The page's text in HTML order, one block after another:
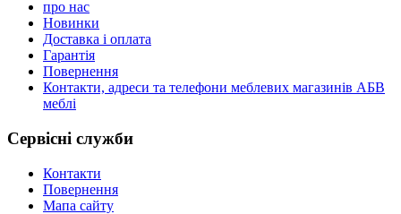
про нас
Новинки
Доставка і оплата
Гарантія
Повернення
Контакти, адреси та телефони меблевих магазинів АБВ
меблі
Сервісні служби
Контакти
Повернення
Мапа сайту